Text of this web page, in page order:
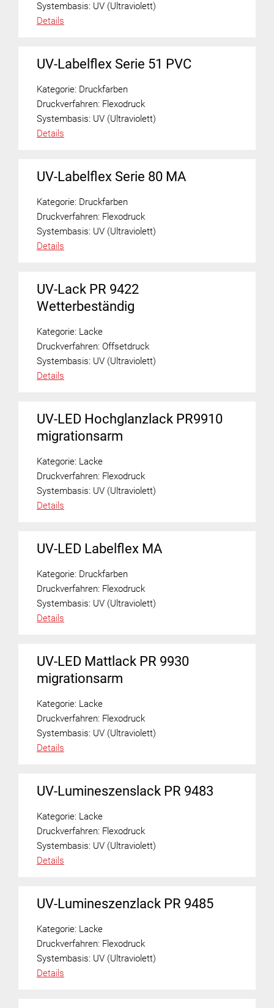
Systembasis: UV (Ultraviolett)
Details
UV-Labelflex Serie 51 PVC
Kategorie: Druckfarben
Druckverfahren: Flexodruck
Systembasis: UV (Ultraviolett)
Details
UV-Labelflex Serie 80 MA
Kategorie: Druckfarben
Druckverfahren: Flexodruck
Systembasis: UV (Ultraviolett)
Details
UV-Lack PR 9422
Wetterbeständig
Kategorie: Lacke
Druckverfahren: Offsetdruck
Systembasis: UV (Ultraviolett)
Details
UV-LED Hochglanzlack PR9910
migrationsarm
Kategorie: Lacke
Druckverfahren: Flexodruck
Systembasis: UV (Ultraviolett)
Details
UV-LED Labelflex MA
Kategorie: Druckfarben
Druckverfahren: Flexodruck
Systembasis: UV (Ultraviolett)
Details
UV-LED Mattlack PR 9930
migrationsarm
Kategorie: Lacke
Druckverfahren: Flexodruck
Systembasis: UV (Ultraviolett)
Details
UV-Lumineszenslack PR 9483
Kategorie: Lacke
Druckverfahren: Flexodruck
Systembasis: UV (Ultraviolett)
Details
UV-Lumineszenzlack PR 9485
Kategorie: Lacke
Druckverfahren: Flexodruck
Systembasis: UV (Ultraviolett)
Details